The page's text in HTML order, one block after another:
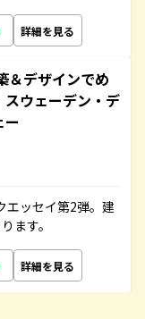
詳細を見る
＆デザインでめ
ウェーデン・デ
ー
エッセイ第2弾。建
ます。
詳細を見る